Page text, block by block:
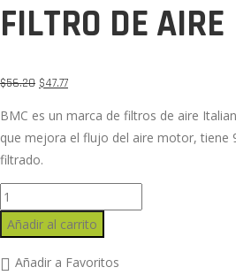
FILTRO DE AIRE
$56.20 $47.77
BMC es un marca de filtros de aire
que mejora el flujo del aire motor, tiene
filtrado.
Añadir al carrito
Añadir a Favoritos